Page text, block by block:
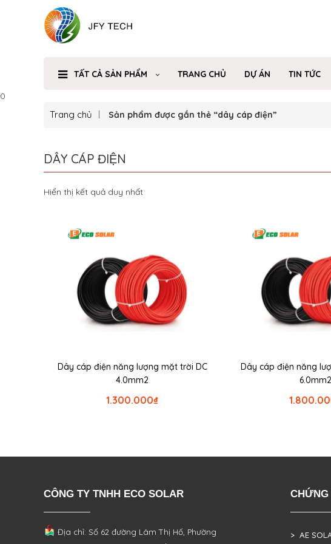
TẤT CẢ SẢN PHẨM TRANG CHỦ DỰ ÁN TIN TỨC
0
Trang chủ Sản phẩm được gắn thẻ “dây cáp điện”
DÂY CÁP ĐIỆN
Hiển thị kết quả duy nhất
Dây cáp điện năng lượng mặt trời DC
4.0mm2
₫
1.300.000
Dây cáp điện năng
6.0mm2
CÔNG TY TNHH ECO SOLAR
Địa chỉ: Số 62 đường Lâm Thị Hố, Phường
CHỨNG
> AE